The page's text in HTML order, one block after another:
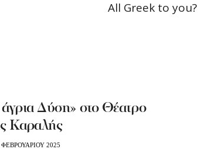
All Greek to you?
Δύση» στο Θέατρο
Καραλής
2025